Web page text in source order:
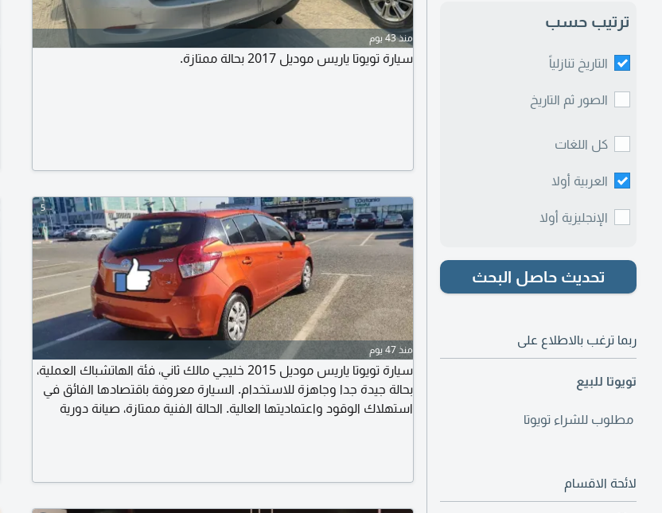
ترتيب حسب
التاريخ تنازلياً
الصور ثم التاريخ
كل اللغات
العربية أولا
الإنجليزية أولا
تحديث حاصل البحث
ربما ترغب بالاطلاع على
تويوتا للبيع
مطلوب للشراء تويوتا
لائحة الاقسام
منذ 43 يوم
سيارة تويوتا ياريس موديل 2017 بحالة ممتازة.
5
منذ 47 يوم
سيارة تويوتا ياريس موديل 2015 خليجي مالك ثاني، فئة الهاتشباك العملية،
بحالة جيدة جدا وجاهزة للاستخدام. السيارة معروفة باقتصادها الفائق في
استهلاك الوقود واعتماديتها العالية. الحالة الفنية ممتازة، صيانة دورية